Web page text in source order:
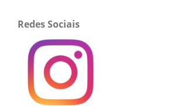
Redes Sociais